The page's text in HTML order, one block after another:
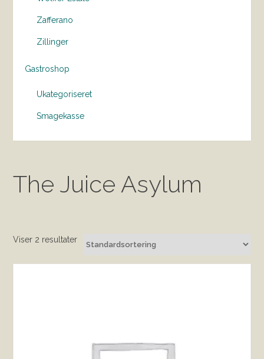
Zafferano
Zillinger
Gastroshop
Ukategoriseret
Smagekasse
The Juice Asylum
Viser 2 resultater